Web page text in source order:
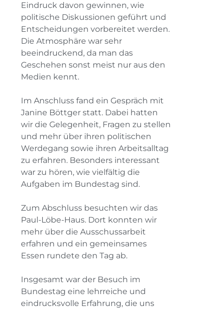
Eindruck davon gewinnen, wie
politische Diskussionen geführt und
Entscheidungen vorbereitet werden.
Die Atmosphäre war sehr
beeindruckend, da man das
Geschehen sonst meist nur aus den
Medien kennt.
Im Anschluss fand ein Gespräch mit
Janine Böttger statt. Dabei hatten
wir die Gelegenheit, Fragen zu stellen
und mehr über ihren politischen
Werdegang sowie ihren Arbeitsalltag
zu erfahren. Besonders interessant
war zu hören, wie vielfältig die
Aufgaben im Bundestag sind.
Zum Abschluss besuchten wir das
Paul-Löbe-Haus. Dort konnten wir
mehr über die Ausschussarbeit
erfahren und ein gemeinsames
Essen rundete den Tag ab.
Insgesamt war der Besuch im
Bundestag eine lehrreiche und
eindrucksvolle Erfahrung, die uns